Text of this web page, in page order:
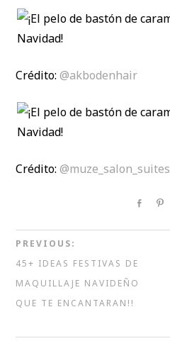
Crédito:@akbodenhair
Crédito:@muze_salon_suites
Share
PREVIOUS:
45+ IDEAS FESTIVAS DE
MAQUILLAJE NAVIDEÑO
QUE TE ENCANTARAN!!